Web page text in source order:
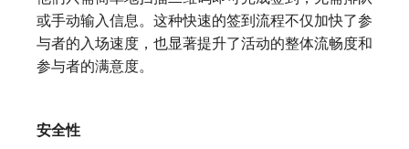
或手动输入信息。这种快速的签到流程不仅加快了参
与者的入场速度，也显著提升了活动的整体流畅度和
参与者的满意度。
安全性